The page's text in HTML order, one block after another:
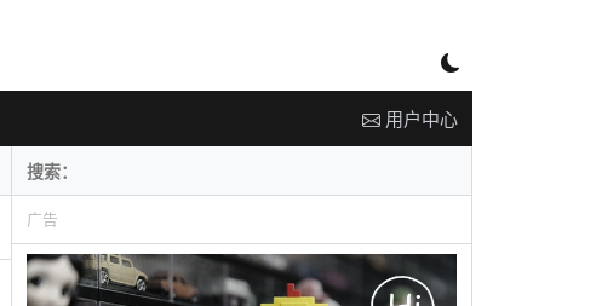
用户中心
广告